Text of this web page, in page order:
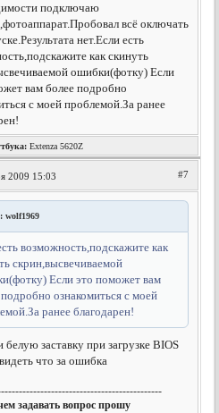
подключаю
всё оключать
нет.Если есть
как скинуть
ошибки(фотку) Если
вам более подробно
с моей проблемой.За ранее
Extenza 5620Z
2009 15:03 #7
wolf1969
возможность,подскажите как
скрин,высвечиваемой
Если это поможет вам
ознакомиться с моей
ранее благодарен!
заставку при загрузке BIOS
что за ошибка
задавать вопрос прошу